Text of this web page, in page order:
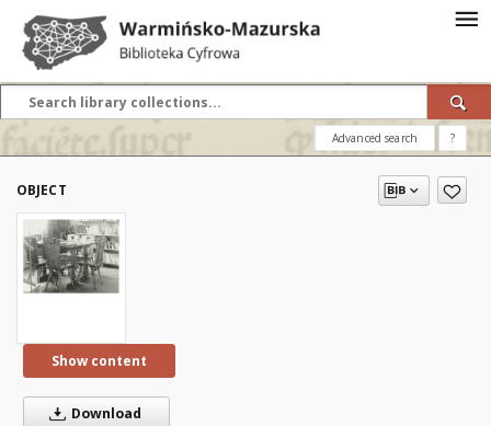
Advanced search ?
OBJECT
Show content
Download